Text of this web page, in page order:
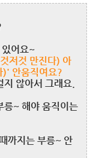
어요~
저것 만진다) 아
)' 안움직여요?
않아서 그래요.
릉~ 해야 움직이는
까지는 부릉~ 안